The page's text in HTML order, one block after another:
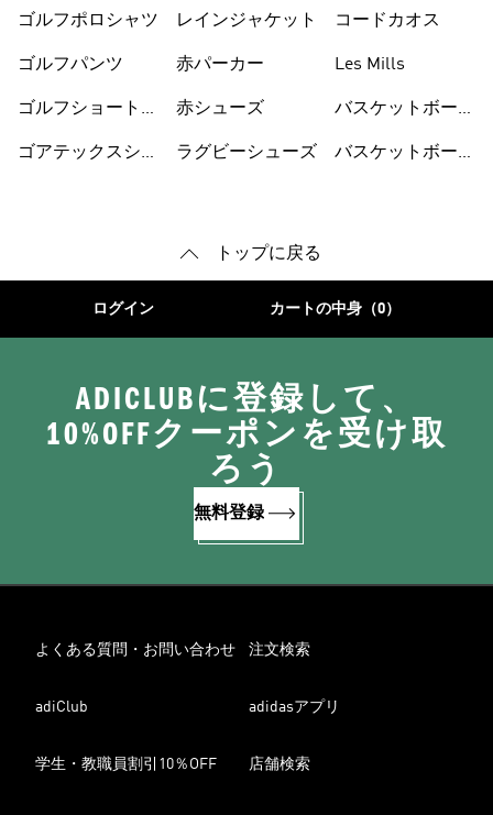
ゴルフポロシャツ
ゴルフパンツ
ゴルフショートパ
ゴアテックスシュ
レインジャケット
赤パーカー
赤シューズ
ラグビーシューズ
コードカオス
Les Mills
バスケットボール
バスケットボール
トップに戻る
ログイン カートの中身（0）
ADICLUBに登録して、
10%OFFクーポンを受け取
ろう
無料登録
よくある質問・お問い合わせ 注文検索
adiClub adidasアプリ
学生・教職員割引10％OFF 店舗検索